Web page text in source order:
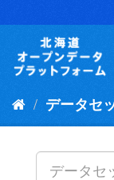
キ
データセ